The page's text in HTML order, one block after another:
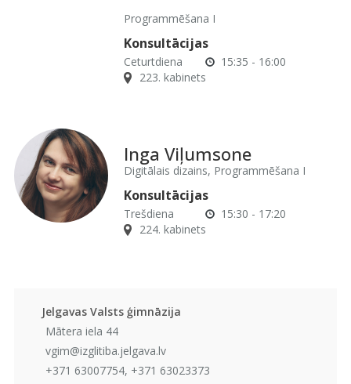
Programmēšana I
Konsultācijas
Ceturtdiena
15:35 - 16:00
223. kabinets
Inga Viļumsone
Digitālais dizains, Programmēšana I
Konsultācijas
Trešdiena
15:30 - 17:20
224. kabinets
Jelgavas Valsts ģimnāzija
Mātera iela 44
vgim@izglitiba.jelgava.lv
+371 63007754, +371 63023373